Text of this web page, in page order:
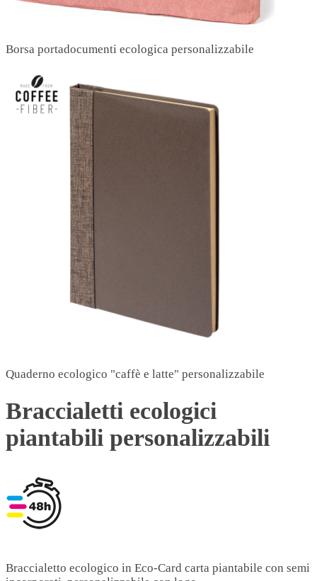
Borsa portadocumenti ecologica personalizzabile
Quaderno ecologico "caffè e latte" personalizzabile
Braccialetti ecologici
piantabili personalizzabili
Braccialetto ecologico in Eco-Card carta piantabile con semi